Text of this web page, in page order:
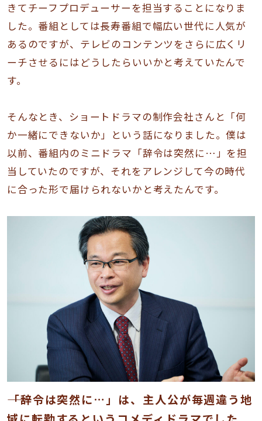
きてチーフプロデューサーを担当することになりま
した。番組としては長寿番組で幅広い世代に人気が
あるのですが、テレビのコンテンツをさらに広くリ
ーチさせるにはどうしたらいいかと考えていたんで
す。
そんなとき、ショートドラマの制作会社さんと「何
か一緒にできないか」という話になりました。僕は
以前、番組内のミニドラマ「辞令は突然に…」を担
当していたのですが、それをアレンジして今の時代
に合った形で届けられないかと考えたんです。
――「辞令は突然に…」は、主人公が毎週違う地